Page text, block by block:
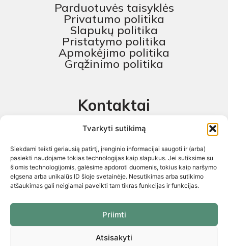
Tvarkyti sutikimą
Siekdami teikti geriausią patirtį, įrenginio informacijai saugoti ir (arba)
pasiekti naudojame tokias technologijas kaip slapukus. Jei sutiksime su
šiomis technologijomis, galėsime apdoroti duomenis, tokius kaip naršymo
elgsena arba unikalūs ID šioje svetainėje. Nesutikimas arba sutikimo
atšaukimas gali neigiamai paveikti tam tikras funkcijas ir funkcijas.
Priimti
Atsisakyti
Parduotuvės taisyklės
Privatumo politika
Slapukų politika
Pristatymo politika
Apmokėjimo politika
Grąžinimo politika
Kontaktai
pagalba@baldustilius.lt
I-V : 10:00 iki 16:00
Visos teisės saugomos 2026 © „Skaitmeninis projektas“ ©